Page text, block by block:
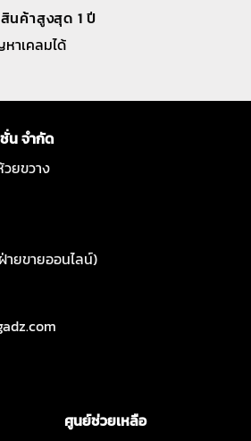
นค้าสูงสุด 1 ปี
าเคลมได้
น จำกัด
ยขวาง
ายขายออนไลน์)
ศูนย์ช่วยเหลือ